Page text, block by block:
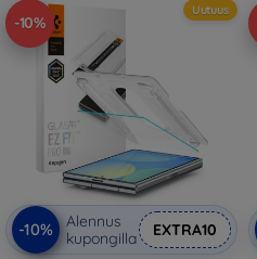
-10%
Uutuus
-10%
Alennus
kupongilla
EXTRA10